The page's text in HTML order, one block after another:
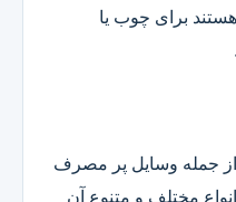
برای چوب یا
از جمله وسایل پر مصرف
مختلف و متنوع آن